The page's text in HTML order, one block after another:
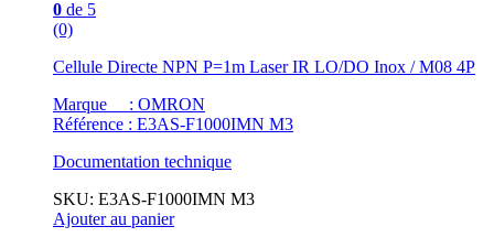
0 de 5
(0)
Cellule Directe NPN P=1m Laser IR LO/DO Inox / M08 4P
Marque : OMRON
Référence : E3AS-F1000IMN M3
Documentation technique
SKU: E3AS-F1000IMN M3
Ajouter au panier